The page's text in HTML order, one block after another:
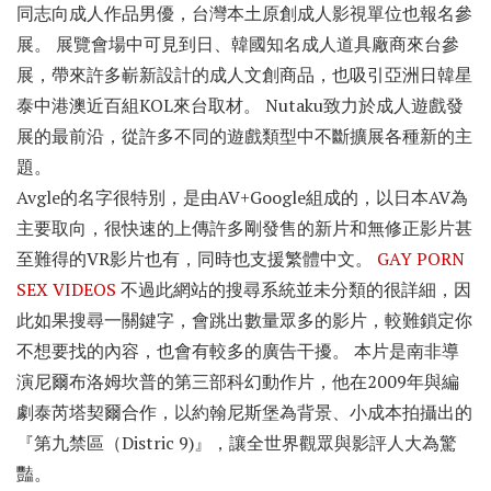
同志向成人作品男優，台灣本土原創成人影視單位也報名參
展。 展覽會場中可見到日、韓國知名成人道具廠商來台參
展，帶來許多嶄新設計的成人文創商品，也吸引亞洲日韓星
泰中港澳近百組KOL來台取材。 Nutaku致力於成人遊戲發
展的最前沿，從許多不同的遊戲類型中不斷擴展各種新的主
題。
Avgle的名字很特別，是由AV+Google組成的，以日本AV為
主要取向，很快速的上傳許多剛發售的新片和無修正影片甚
至難得的VR影片也有，同時也支援繁體中文。 GAY PORN
SEX VIDEOS 不過此網站的搜尋系統並未分類的很詳細，因
此如果搜尋一關鍵字，會跳出數量眾多的影片，較難鎖定你
不想要找的內容，也會有較多的廣告干擾。 本片是南非導
演尼爾布洛姆坎普的第三部科幻動作片，他在2009年與編
劇泰芮塔契爾合作，以約翰尼斯堡為背景、小成本拍攝出的
『第九禁區（Distric 9)』，讓全世界觀眾與影評人大為驚
豔。